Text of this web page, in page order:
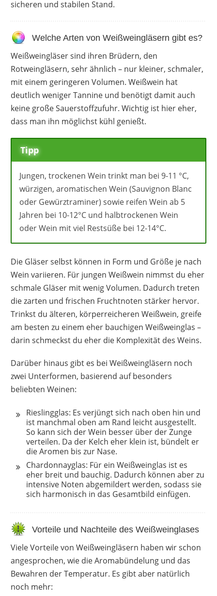
sicheren und stabilen Stand.
Welche Arten von Weißweingläsern gibt es?
Weißweingläser sind ihren Brüdern, den
Rotweingläsern, sehr ähnlich – nur kleiner, schmaler,
mit einem geringeren Volumen. Weißwein hat
deutlich weniger Tannine und benötigt damit auch
keine große Sauerstoffzufuhr. Wichtig ist hier eher,
dass man ihn möglichst kühl genießt.
Tipp
Jungen, trockenen Wein trinkt man bei 9-11 °C,
würzigen, aromatischen Wein (Sauvignon Blanc
oder Gewürztraminer) sowie reifen Wein ab 5
Jahren bei 10-12°C und halbtrockenen Wein
oder Wein mit viel Restsüße bei 12-14°C.
Die Gläser selbst können in Form und Größe je nach
Wein variieren. Für jungen Weißwein nimmst du eher
schmale Gläser mit wenig Volumen. Dadurch treten
die zarten und frischen Fruchtnoten stärker hervor.
Trinkst du älteren, körperreicheren Weißwein, greife
am besten zu einem eher bauchigen Weißweinglas –
darin schmeckst du eher die Komplexität des Weins.
Darüber hinaus gibt es bei Weißweingläsern noch
zwei Unterformen, basierend auf besonders
beliebten Weinen:
Rieslingglas: Es verjüngt sich nach oben hin und
ist manchmal oben am Rand leicht ausgestellt.
So kann sich der Wein besser über der Zunge
verteilen. Da der Kelch eher klein ist, bündelt er
die Aromen bis zur Nase.
Chardonnayglas: Für ein Weißweinglas ist es
eher breit und bauchig. Dadurch können aber zu
intensive Noten abgemildert werden, sodass sie
sich harmonisch in das Gesamtbild einfügen.
Vorteile und Nachteile des Weißweinglases
Viele Vorteile von Weißweingläsern haben wir schon
angesprochen, wie die Aromabündelung und das
Bewahren der Temperatur. Es gibt aber natürlich
noch mehr: